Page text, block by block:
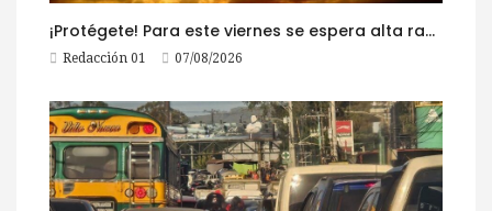
¡Protégete! Para este viernes se espera alta radiación solar
Redacción 01 07/08/2026